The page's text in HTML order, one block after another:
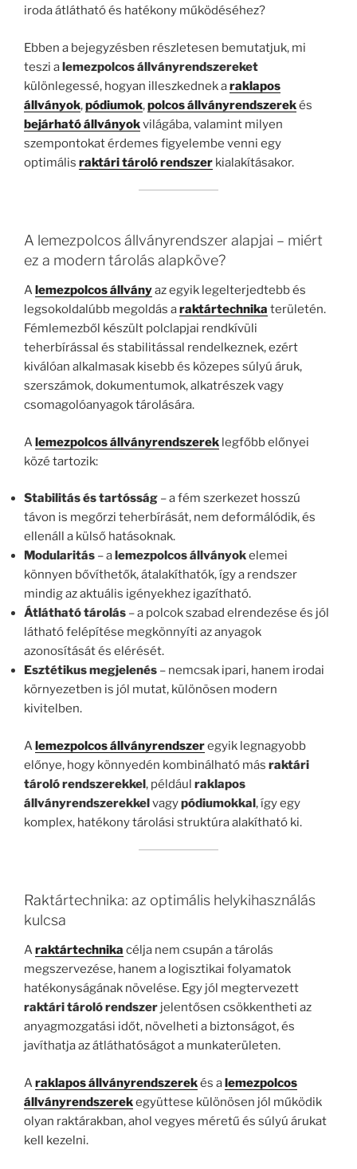
iroda átlátható és hatékony működéséhez?
Ebben a bejegyzésben részletesen bemutatjuk, mi
teszi alemezpolcos állványrendszereket
különlegessé, hogyan illeszkednek araklapos
állványok,pódiumok,polcos állványrendszerekés
bejárható állványokvilágába, valamint milyen
szempontokat érdemes figyelembe venni egy
optimális raktári tároló rendszer kialakításakor.
A lemezpolcos állványrendszer alapjai – miért
ez a modern tárolás alapköve?
A lemezpolcos állványaz egyik legelterjedtebb és
legsokoldalúbb megoldás araktártechnika területén.
Fémlemezből készült polclapjai rendkívüli
teherbírással és stabilitással rendelkeznek, ezért
kiválóan alkalmasak kisebb és közepes súlyú áruk,
szerszámok, dokumentumok, alkatrészek vagy
csomagolóanyagok tárolására.
Alemezpolcos állványrendszerek legfőbb előnyei
közé tartozik:
Stabilitás és tartósság – a fém szerkezet hosszú
távon is megőrzi teherbírását, nem deformálódik, és
ellenáll a külső hatásoknak.
Modularitás – a lemezpolcos állványokelemei
könnyen bővíthetők, átalakíthatók, így a rendszer
mindig az aktuális igényekhez igazítható.
Átlátható tárolás – a polcok szabad elrendezése és jól
látható felépítése megkönnyíti az anyagok
azonosítását és elérését.
Esztétikus megjelenés – nemcsak ipari, hanem irodai
környezetben is jól mutat, különösen modern
kivitelben.
Alemezpolcos állványrendszeregyik legnagyobb
előnye, hogy könnyedén kombinálható más raktári
tároló rendszerekkel, például raklapos
állványrendszerekkelvagypódiumokkal, így egy
komplex, hatékony tárolási struktúra alakítható ki.
Raktártechnika: az optimális helykihasználás
kulcsa
Araktártechnika célja nem csupán a tárolás
megszervezése, hanem a logisztikai folyamatok
hatékonyságának növelése. Egy jól megtervezett
raktári tároló rendszer jelentősen csökkentheti az
anyagmozgatási időt, növelheti a biztonságot, és
javíthatja az átláthatóságot a munkaterületen.
Araklapos állványrendszerekés alemezpolcos
állványrendszerekegyüttese különösen jól működik
olyan raktárakban, ahol vegyes méretű és súlyú árukat
kell kezelni.